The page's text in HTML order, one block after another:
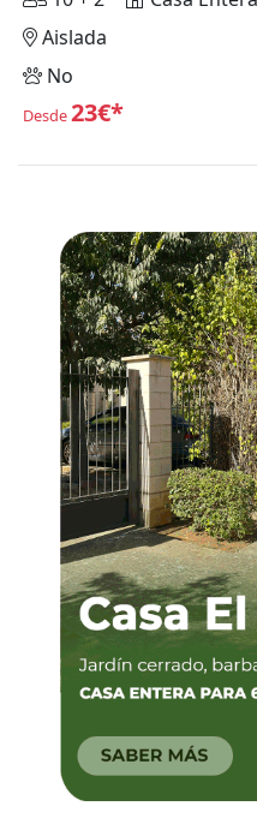
Aislada
No
Desde23€*